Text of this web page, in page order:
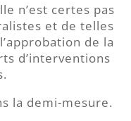
n’est certes pas
et de telles
de la
d’interventions
la demi-mesure.